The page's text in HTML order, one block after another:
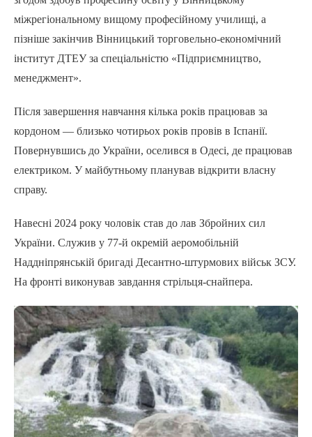
міжрегіональному вищому професійному училищі, а
пізніше закінчив Вінницький торговельно-економічний
інститут ДТЕУ за спеціальністю «Підприємництво,
менеджмент».
Після завершення навчання кілька років працював за
кордоном — близько чотирьох років провів в Іспанії.
Повернувшись до України, оселився в Одесі, де працював
електриком. У майбутньому планував відкрити власну
справу.
Навесні 2024 року чоловік став до лав Збройних сил
України. Служив у 77-й окремій аеромобільній
Наддніпрянській бригаді Десантно-штурмових військ ЗСУ.
На фронті виконував завдання стрільця-снайпера.